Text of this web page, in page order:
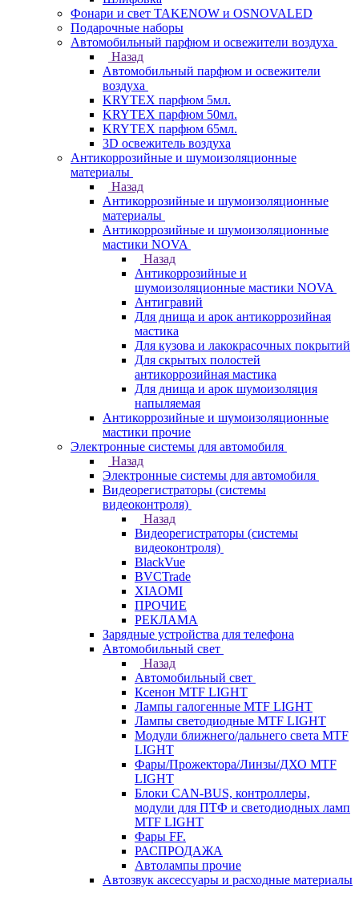
Фонари и свет TAKENOW и OSNOVALED
Подарочные наборы
Автомобильный парфюм и освежители воздуха
Назад
Автомобильный парфюм и освежители
воздуха
KRYTEX парфюм 5мл.
KRYTEX парфюм 50мл.
KRYTEX парфюм 65мл.
3D освежитель воздуха
Антикоррозийные и шумоизоляционные
материалы
Назад
Антикоррозийные и шумоизоляционные
материалы
Антикоррозийные и шумоизоляционные
мастики NOVA
Назад
Антикоррозийные и
шумоизоляционные мастики NOVA
Антигравий
Для днища и арок антикоррозийная
мастика
Для кузова и лакокрасочных покрытий
Для скрытых полостей
антикоррозийная мастика
Для днища и арок шумоизоляция
напыляемая
Антикоррозийные и шумоизоляционные
мастики прочие
Электронные системы для автомобиля
Назад
Электронные системы для автомобиля
Видеорегистраторы (системы
видеоконтроля)
Назад
Видеорегистраторы (системы
видеоконтроля)
BlackVue
BVCTrade
XIAOMI
ПРОЧИЕ
РЕКЛАМА
Зарядные устройства для телефона
Автомобильный свет
Назад
Автомобильный свет
Ксенон MTF LIGHT
Лампы галогенные MTF LIGHT
Лампы светодиодные MTF LIGHT
Модули ближнего/дальнего света MTF
LIGHT
Фары/Прожектора/Линзы/ДХО MTF
LIGHT
Блоки CAN-BUS, контроллеры,
модули для ПТФ и светодиодных ламп
MTF LIGHT
Фары FF.
РАСПРОДАЖА
Автолампы прочие
Автозвук аксессуары и расходные материалы